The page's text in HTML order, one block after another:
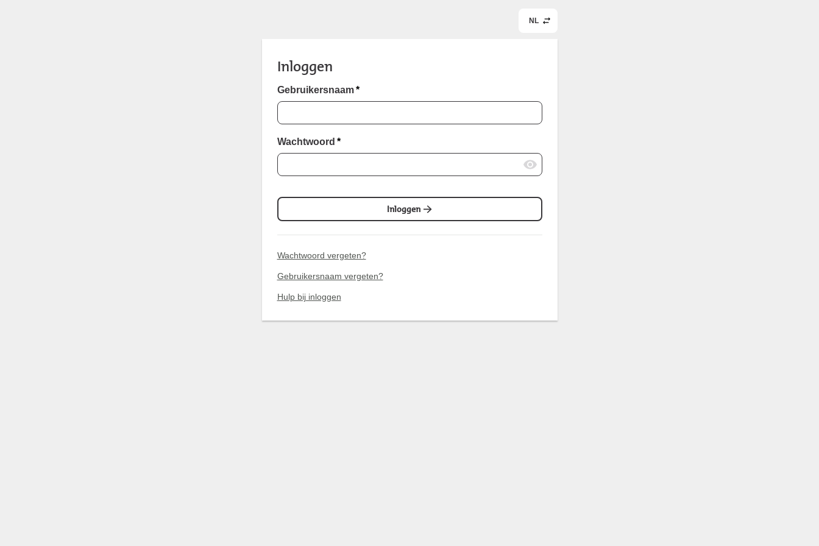
NL
Inloggen
Gebruikersnaam *
Wachtwoord *
Inloggen
Wachtwoord vergeten?
Gebruikersnaam vergeten?
Hulp bij inloggen